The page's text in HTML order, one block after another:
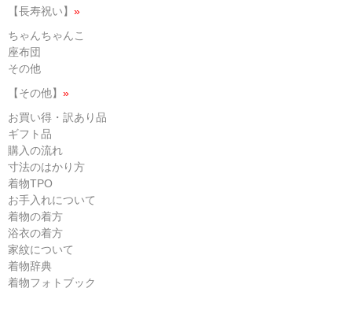
【長寿祝い】 »
ちゃんちゃんこ
座布団
その他
【その他】 »
お買い得・訳あり品
ギフト品
購入の流れ
寸法のはかり方
着物TPO
お手入れについて
着物の着方
浴衣の着方
家紋について
着物辞典
着物フォトブック